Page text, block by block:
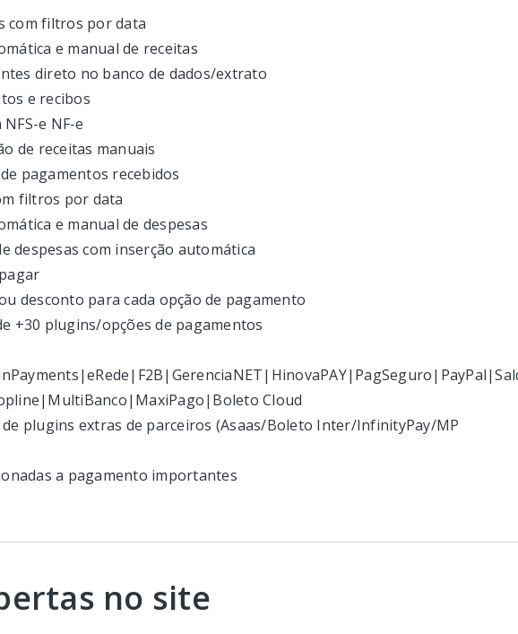
com filtros por data
e manual de receitas
direto no banco de dados/extrato
e recibos
e NF-e
de receitas manuais
pagamentos recebidos
filtros por data
e manual de despesas
despesas com inserção automática
desconto para cada opção de pagamento
+30 plugins/opções de pagamentos
Cloud
de plugins extras de parceiros (Asaas/Boleto Inter/InfinityPay/MP
a pagamento importantes
no site